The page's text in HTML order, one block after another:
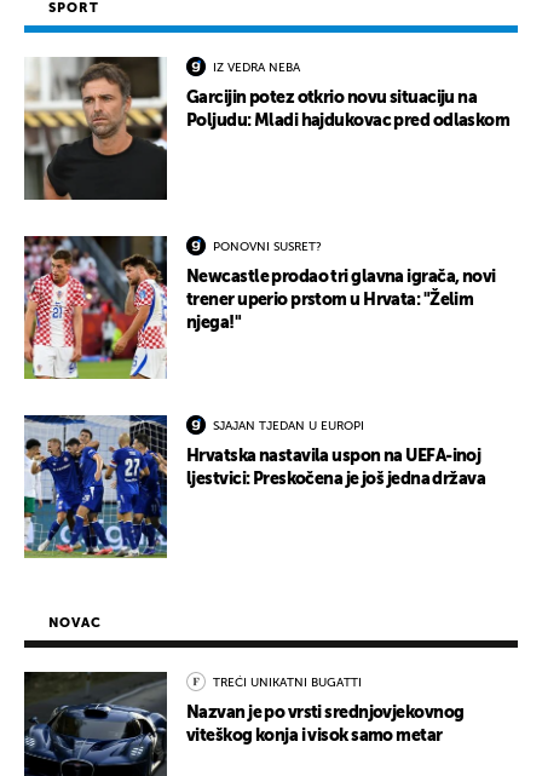
SPORT
IZ VEDRA NEBA
Garcijin potez otkrio novu situaciju na
Poljudu: Mladi hajdukovac pred odlaskom
PONOVNI SUSRET?
Newcastle prodao tri glavna igrača, novi
trener uperio prstom u Hrvata: "Želim
njega!"
SJAJAN TJEDAN U EUROPI
Hrvatska nastavila uspon na UEFA-inoj
ljestvici: Preskočena je još jedna država
NOVAC
TREĆI UNIKATNI BUGATTI
Nazvan je po vrsti srednjovjekovnog
viteškog konja i visok samo metar